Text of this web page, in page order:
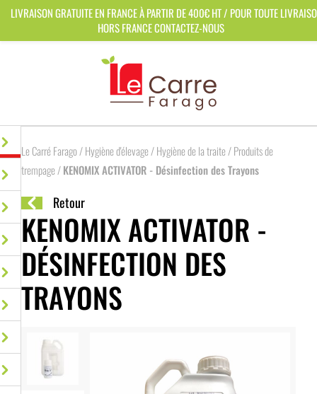
Le Carré Farago/Hygiène d'élevage/Hygiène de la traite/Produits de
trempage/KENOMIX ACTIVATOR - Désinfection des Trayons
Retour
KENOMIX ACTIVATOR -
DÉSINFECTION DES
TRAYONS
LIVRAISON GRATUITE EN FRANCE À PARTIR DE 400€ HT / POUR TOUTE
HORS FRANCE CONTACTEZ-NOUS
Panneau de gestion des cookies